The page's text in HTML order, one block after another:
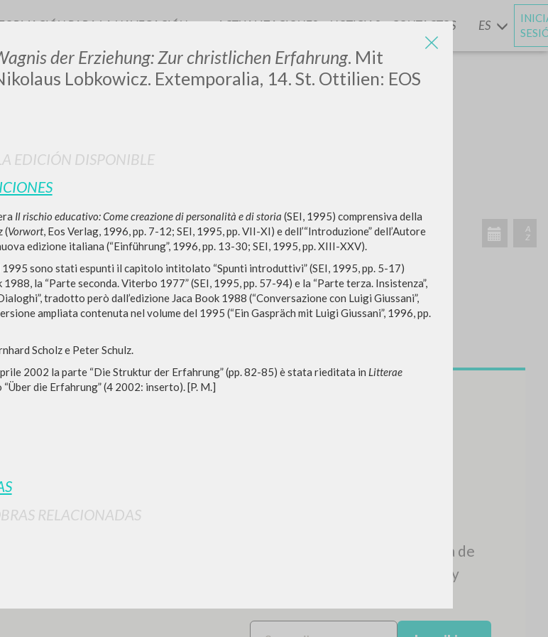
der Erziehung: Zur christlichen Erfahrung. Mit
Lobkowicz. Extemporalia, 14. St. Ottilien: EOS
EDICIÓN DISPONIBLE
Il rischio educativo: Come creazione di personalità e di storia (SEI, 1995) comprensiva della
(Vorwort, Eos Verlag, 1996, pp. 7-12; SEI, 1995, pp. VII-XI) e dell’“Introduzione” dell’Autore
edizione italiana (“Einführung”, 1996, pp. 13-30; SEI, 1995, pp. XIII-XXV).
1995 sono stati espunti il capitolo intitolato “Spunti introduttivi” (SEI, 1995, pp. 5-17)
1988, la “Parte seconda. Viterbo 1977” (SEI, 1995, pp. 57-94) e la “Parte terza. Insistenza”,
tradotto però dall’edizione Jaca Book 1988 (“Conversazione con Luigi Giussani”,
ampliata contenuta nel volume del 1995 (“Ein Gaspräch mit Luigi Giussani”, 1996, pp.
Scholz e Peter Schulz.
2002 la parte “Die Struktur der Erfahrung” (pp. 82-85) è stata rieditata in Litterae
die Erfahrung” (4 2002: inserto). [P. M.]
RELACIONADAS
PARA LA NAVEGACIÓN ACTUALIZACIONESYNOTICIAS CONTACTOS ES
precisos? Utilizar el
ENCONTRADOS